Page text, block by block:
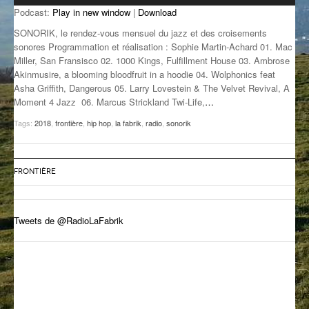
GROOVE N SUN
IL ÉTAIT UNE FOIS
L’ASTUCE DE LA PORTE EN BOIS
LA FABRIK POÉTIK
LA MINUTE LITTÉRAIRE
LA SOUTERRAINE
MUSIQUE DES ANTIPODES
SONORIK
PLUS DE MIX
Podcast: Play in new window | Download
SONORIK, le rendez-vous mensuel du jazz et des croisements
sonores Programmation et réalisation : Sophie Martin-Achard 01. Mac
Miller, San Fransisco 02. 1000 Kings, Fulfillment House 03. Ambrose
Akinmusire, a blooming bloodfruit in a hoodie 04. Wolphonics feat
Asha Griffith, Dangerous 05. Larry Lovestein & The Velvet Revival, A
Moment 4 Jazz 06. Marcus Strickland Twi-Life,…
Tags: 2018 frontière hip hop la fabrik radio sonorik
FRONTIÈRE
Tweets de @RadioLaFabrik